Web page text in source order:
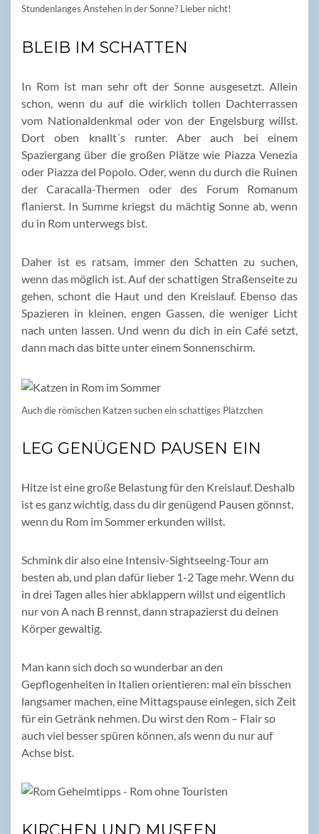
Stundenlanges Anstehen in der Sonne? Lieber nicht!
BLEIB IM SCHATTEN
In Rom ist man sehr oft der Sonne ausgesetzt. Allein
schon, wenn du auf die wirklich tollen Dachterrassen
vom Nationaldenkmal oder von der Engelsburg willst.
Dort oben knallt´s runter. Aber auch bei einem
Spaziergang über die großen Plätze wie Piazza Venezia
oder Piazza del Popolo. Oder, wenn du durch die Ruinen
der Caracalla-Thermen oder des Forum Romanum
flanierst. In Summe kriegst du mächtig Sonne ab, wenn
du in Rom unterwegs bist.
Daher ist es ratsam, immer den Schatten zu suchen,
wenn das möglich ist. Auf der schattigen Straßenseite zu
gehen, schont die Haut und den Kreislauf. Ebenso das
Spazieren in kleinen, engen Gassen, die weniger Licht
nach unten lassen. Und wenn du dich in ein Café setzt,
dann mach das bitte unter einem Sonnenschirm.
Auch die römischen Katzen suchen ein schattiges Plätzchen
LEG GENÜGEND PAUSEN EIN
Hitze ist eine große Belastung für den Kreislauf. Deshalb
ist es ganz wichtig, dass du dir genügend Pausen gönnst,
wenn du Rom im Sommer erkunden willst.
Schmink dir also eine Intensiv-Sightseeing-Tour am
besten ab, und plan dafür lieber 1-2 Tage mehr. Wenn du
in drei Tagen alles hier abklappern willst und eigentlich
nur von A nach B rennst, dann strapazierst du deinen
Körper gewaltig.
Man kann sich doch so wunderbar an den
Gepflogenheiten in Italien orientieren: mal ein bisschen
langsamer machen, eine Mittagspause einlegen, sich Zeit
für ein Getränk nehmen. Du wirst den Rom – Flair so
auch viel besser spüren können, als wenn du nur auf
Achse bist.